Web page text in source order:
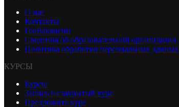
О нас
Контакты
ГеоВакансии
Сведения об образовательной организации
Политика обработки персональных данных
КУРСЫ
Курсы
Запись на закрытый курс
Предложить курс